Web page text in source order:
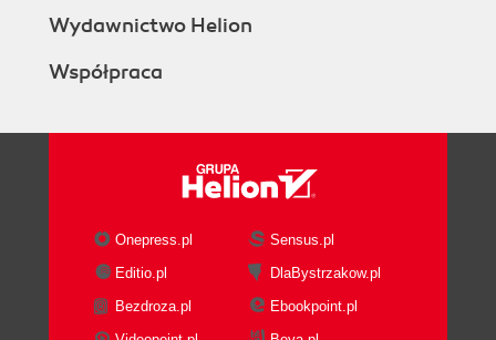
Wydawnictwo Helion
Współpraca
Onepress.pl
Sensus.pl
Editio.pl
DlaBystrzakow.pl
Bezdroza.pl
Ebookpoint.pl